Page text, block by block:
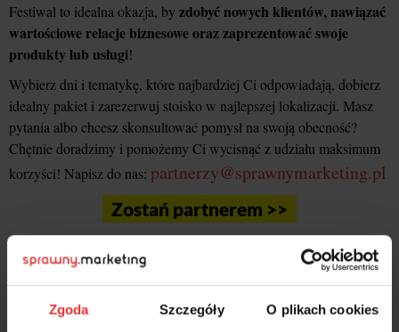
Zgoda Szczegóły O plikach cookies
Festiwal to idealna okazja, by zdobyć nowych klientów, nawiązać
wartościowe relacje biznesowe oraz zaprezentować swoje
produkty lub usługi!
Wybierz dni i tematykę, które najbardziej Ci odpowiadają, dobierz
idealny pakiet i zarezerwuj stoisko w najlepszej lokalizacji. Masz
pytania albo chcesz skonsultować pomysł na swoją obecność?
Chętnie doradzimy i pomożemy Ci wycisnąć z udziału maksimum
korzyści! Napisz do nas: partnerzy@sprawnymarketing.pl
Zostań partnerem >>
Sprawdź bonusyi wybierz bilet